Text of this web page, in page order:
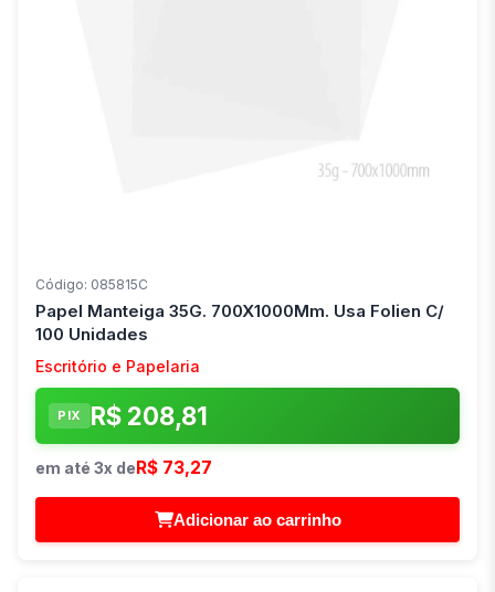
Código: 085815C
Papel Manteiga 35G. 700X1000Mm. Usa Folien C/
100 Unidades
Escritório e Papelaria
PIX R$ 208,81
em até 3x deR$ 73,27
Adicionar ao carrinho